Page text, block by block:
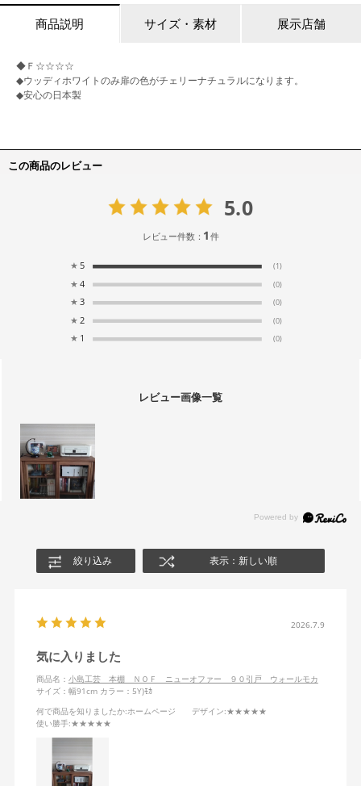
商品説明 サイズ・素材 展示店舗
◆Ｆ☆☆☆☆
◆ウッディホワイトのみ扉の色がチェリーナチュラルになります。
◆安心の日本製
この商品のレビュー
5.0
レビュー件数： 1件
★ 5 (1)
★ 4 (0)
★ 3 (0)
★ 2 (0)
★ 1 (0)
レビュー画像一覧
絞り込み 表示：新しい順
2026.7.9
気に入りました
商品名： 小島工芸 本棚 ＮＯＦ ニューオファー ９０引戸 ウォールモカ
サイズ：幅91cm カラー：5Y)ﾓｶ
何で商品を知りましたか:ホームページ デザイン:★★★★★
使い勝手:★★★★★